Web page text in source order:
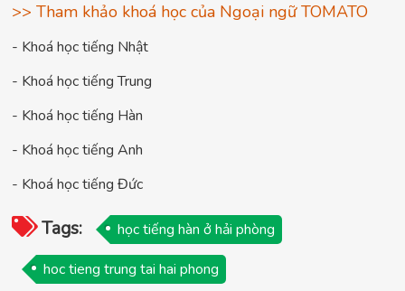
>> Tham khảo khoá học của Ngoại ngữ TOMATO
- Khoá học tiếng Nhật
- Khoá học tiếng Trung
- Khoá học tiếng Hàn
- Khoá học tiếng Anh
- Khoá học tiếng Đức
Tags:
học tiếng hàn ở hải phòng
hoc tieng trung tai hai phong